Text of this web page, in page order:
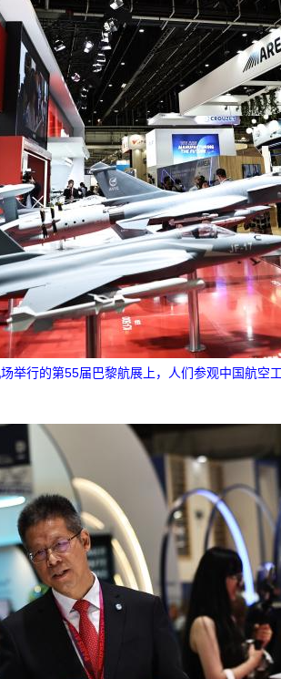
举行的第55届巴黎航展上，人们参观中国航空